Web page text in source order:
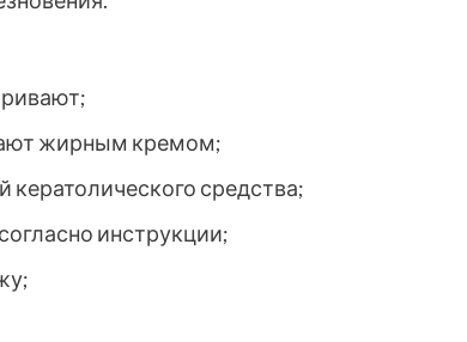
жирным кремом;
кератолического средства;
инструкции;